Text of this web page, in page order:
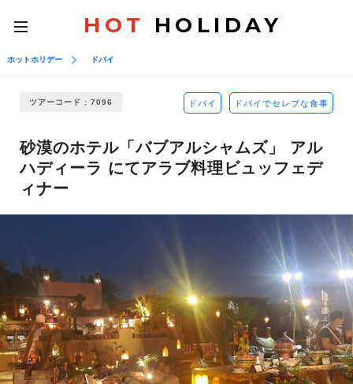
toggle
navigation
HOT HOLIDAY
ホットホリデー ドバイ
ツアーコード : 7096 ドバイ ドバイでセレブな食事
砂漠のホテル「バブアルシャムズ」 アル
ハディーラ にてアラブ料理ビュッフェデ
ィナー